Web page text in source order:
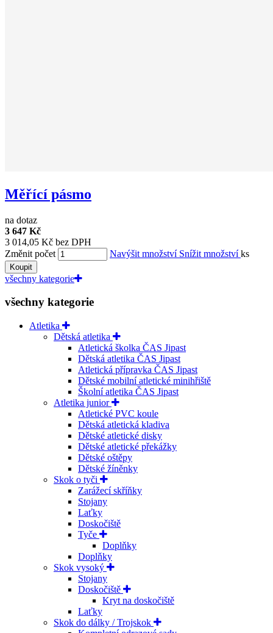
Měřící pásmo
na dotaz
3 647 Kč
3 014,05 Kč bez DPH
Změnit počet
Navýšit množství Snížit množstvíks
Koupit
všechny kategorie
všechny kategorie
Atletika
Dětská atletika
Atletická školka ČAS Jipast
Dětská atletika ČAS Jipast
Atletická přípravka ČAS Jipast
Dětské mobilní atletické minihřiště
Školní atletika ČAS Jipast
Atletika junior
Atletické PVC koule
Dětská atletická kladiva
Dětské atletické disky
Dětské atletické překážky
Dětské oštěpy
Dětské žíněnky
Skok o tyči
Zarážecí skříňky
Stojany
Laťky
Doskočiště
Tyče
Doplňky
Doplňky
Skok vysoký
Stojany
Doskočiště
Kryt na doskočiště
Laťky
Skok do dálky / Trojskok